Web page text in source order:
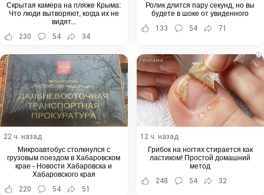
Скрытая камера на пляже Крыма:
Что люди вытворяют, когда их не
видят...
230
54 34
Ролик длится пару секунд, но вы
будете в шоке от увиденного
133
54 71
22 ч. назад
Микроавтобус столкнулся с
грузовым поездом в Хабаровском
крае - Новости Хабаровска и
Хабаровского края
220
54 51
i
12 ч. назад
Грибок на ногтях стирается как
ластиком! Простой домашний
метод
248
54 32